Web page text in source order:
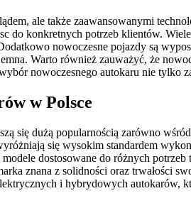
ale także zaawansowanymi
do konkretnych potrzeb klientów.
nowoczesne pojazdy są
Warto również zauważyć, że
nowoczesnego autokaru nie tylko
w Polsce
się dużą popularnością zarówno
się wysokim standardem
dostosowane do różnych
znana z solidności oraz trwałości
i hybrydowych